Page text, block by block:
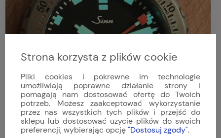
Strona korzysta z plików cookie
Pliki cookies i pokrewne im technologie
umożliwiają poprawne działanie strony i
pomagają nam dostosować ofertę do Twoich
potrzeb. Możesz zaakceptować wykorzystanie
przez nas wszystkich tych plików i przejść do
sklepu lub dostosować użycie plików do swoich
preferencji, wybierając opcję"Dostosuj zgody".